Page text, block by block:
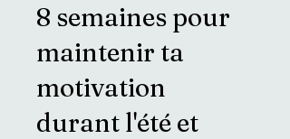
8 semaines pour
maintenir ta
motivation
durant l'été et